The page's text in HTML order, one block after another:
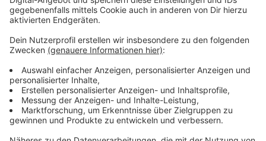
Anzeige
Der Staat zerstöre das Vertrauensverhältnis von
"Überwachern" mache, kritisierte Heidemann laut einer
Mitteilung. Eltern sollten nicht aus Sorge vor einem
Bußgeld gezwungen werden, ihre kranken Kinder in die
Praxen zu schleppen, obwohl diese womöglich nur